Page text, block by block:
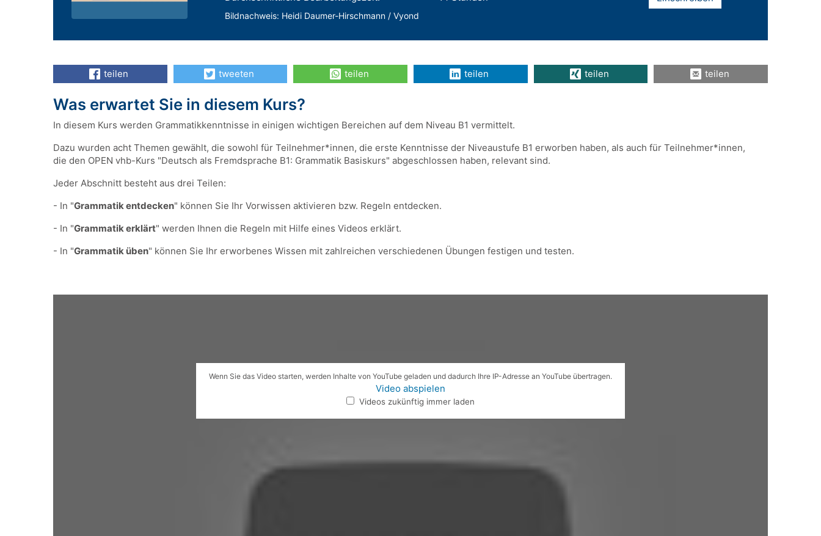
Bildnachweis: Heidi Daumer-Hirschmann / Vyond
teilen tweeten teilen teilen teilen teilen
Was erwartet Sie in diesem Kurs?
In diesem Kurs werden Grammatikkenntnisse in einigen wichtigen Bereichen auf dem Niveau B1 vermittelt.
Dazu wurden acht Themen gewählt, die sowohl für Teilnehmer*innen, die erste Kenntnisse der Niveaustufe B1 erworben haben, als auch für Teilnehmer*innen,
die den OPEN vhb-Kurs "Deutsch als Fremdsprache B1: Grammatik Basiskurs" abgeschlossen haben, relevant sind.
Jeder Abschnitt besteht aus drei Teilen:
- In "Grammatik entdecken" können Sie Ihr Vorwissen aktivieren bzw. Regeln entdecken.
- In "Grammatik erklärt" werden Ihnen die Regeln mit Hilfe eines Videos erklärt.
- In "Grammatik üben" können Sie Ihr erworbenes Wissen mit zahlreichen verschiedenen Übungen festigen und testen.
Wenn Sie das Video starten, werden Inhalte von YouTube geladen und dadurch Ihre IP-Adresse an YouTube übertragen.
Video abspielen
Videos zukünftig immer laden